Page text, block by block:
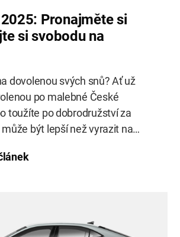
Pronajměte si
si svobodu na
dovolenou svých snů? Ať už
po malebné České
toužíte po dobrodružství za
být lepší než vyrazit na
auta na dovolenou vám